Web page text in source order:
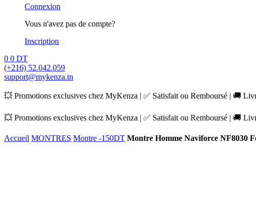
Connexion
Vous n'avez pas de compte?
Inscription
0 0 DT
(+216) 52.042.059
support@mykenza.tn
💥 Promotions exclusives chez MyKenza | ✅ Satisfait ou Remboursé | 🚚
💥 Promotions exclusives chez MyKenza | ✅ Satisfait ou Remboursé | 🚚
Accueil MONTRES Montre -150DT Montre Homme Naviforce NF8030